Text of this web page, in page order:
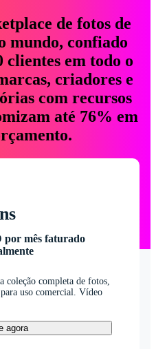
de fotos de
mundo, confiado
clientes em todo o
criadores e
com recursos
até 76% em
por mês faturado
coleção completa de fotos,
uso comercial. Vídeo
agora